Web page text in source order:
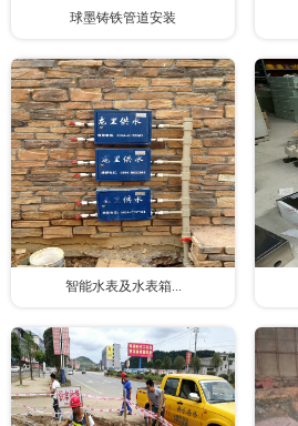
球墨铸铁管道安装
智能水表及水表箱...